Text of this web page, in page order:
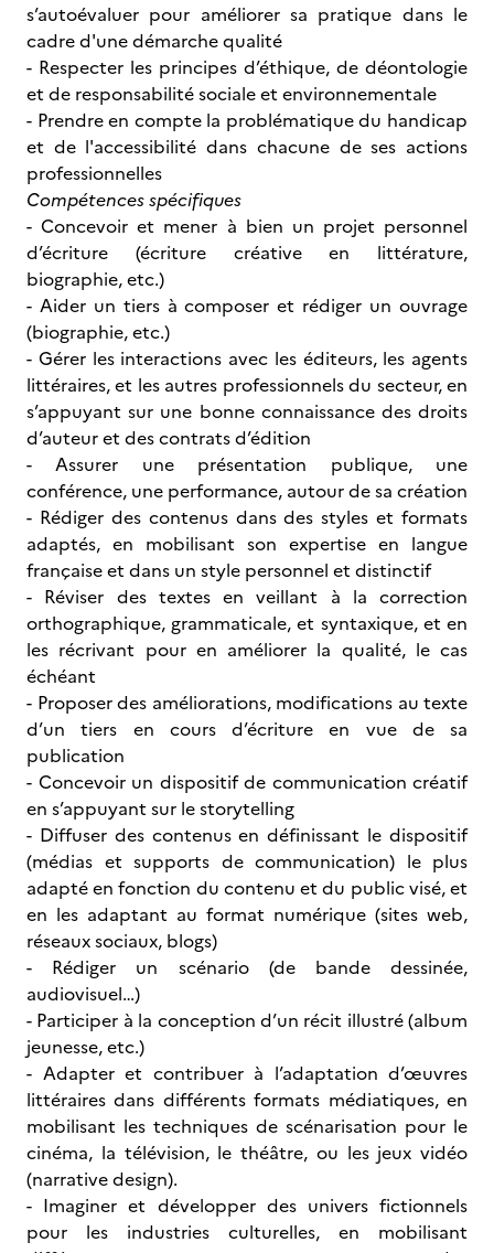
s’autoévaluer pour améliorer sa pratique dans le
cadre d'une démarche qualité
- Respecter les principes d’éthique, de déontologie
et de responsabilité sociale et environnementale
- Prendre en compte la problématique du handicap
et de l'accessibilité dans chacune de ses actions
professionnelles
Compétences spécifiques
- Concevoir et mener à bien un projet personnel
d’écriture (écriture créative en littérature,
biographie, etc.)
- Aider un tiers à composer et rédiger un ouvrage
(biographie, etc.)
- Gérer les interactions avec les éditeurs, les agents
littéraires, et les autres professionnels du secteur, en
s’appuyant sur une bonne connaissance des droits
d’auteur et des contrats d’édition
- Assurer une présentation publique, une
conférence, une performance, autour de sa création
- Rédiger des contenus dans des styles et formats
adaptés, en mobilisant son expertise en langue
française et dans un style personnel et distinctif
- Réviser des textes en veillant à la correction
orthographique, grammaticale, et syntaxique, et en
les récrivant pour en améliorer la qualité, le cas
échéant
- Proposer des améliorations, modifications au texte
d’un tiers en cours d’écriture en vue de sa
publication
- Concevoir un dispositif de communication créatif
en s’appuyant sur le storytelling
- Diffuser des contenus en définissant le dispositif
(médias et supports de communication) le plus
adapté en fonction du contenu et du public visé, et
en les adaptant au format numérique (sites web,
réseaux sociaux, blogs)
- Rédiger un scénario (de bande dessinée,
audiovisuel…)
- Participer à la conception d’un récit illustré (album
jeunesse, etc.)
- Adapter et contribuer à l’adaptation d’œuvres
littéraires dans différents formats médiatiques, en
mobilisant les techniques de scénarisation pour le
cinéma, la télévision, le théâtre, ou les jeux vidéo
(narrative design).
- Imaginer et développer des univers fictionnels
pour les industries culturelles, en mobilisant